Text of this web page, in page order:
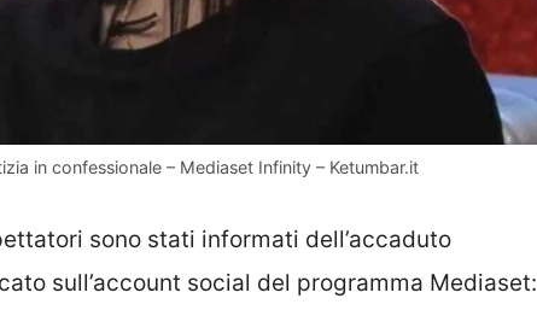
in confessionale – Mediaset Infinity – Ketumbar.it
sono stati informati dell’accaduto
sull’account social del programma Mediaset: